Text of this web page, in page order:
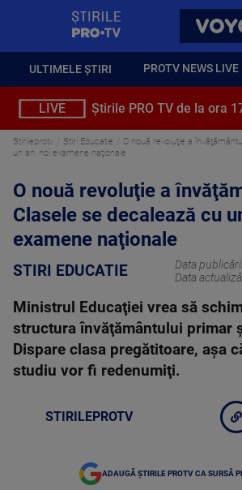
ULTIMELE ȘTIRI PROTV NEWS LIVE
LIVE Știrile PRO TV de la ora
Stirileprotv Stiri Educatie
O nouă revoluţie a
un an, noi examene naţionale
O nouă revoluţie a
Clasele se decalează cu
examene naţionale
STIRI EDUCATIE Data
Data
Ministrul Educaţiei vrea să
structura învăţământului primar
Dispare clasa pregătitoare, aşa
studiu vor fi redenumiţi.
STIRILEPROTV
ADAUGĂ ȘTIRILE PROTV CA SURSĂ